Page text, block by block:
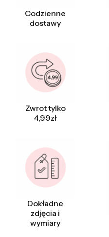
Codzienne
dostawy
Zwrot tylko
4,99zł
Dokładne
zdjęcia i
wymiary